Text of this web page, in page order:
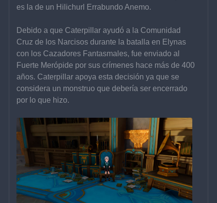
es la de un Hilichurl Errabundo Anemo.
Debido a que Caterpillar ayudó a la Comunidad
Cruz de los Narcisos durante la batalla en Elynas
con los Cazadores Fantasmales, fue enviado al
Fuerte Merópide por sus crímenes hace más de 400
años. Caterpillar apoya esta decisión ya que se
considera un monstruo que debería ser encerrado
por lo que hizo.